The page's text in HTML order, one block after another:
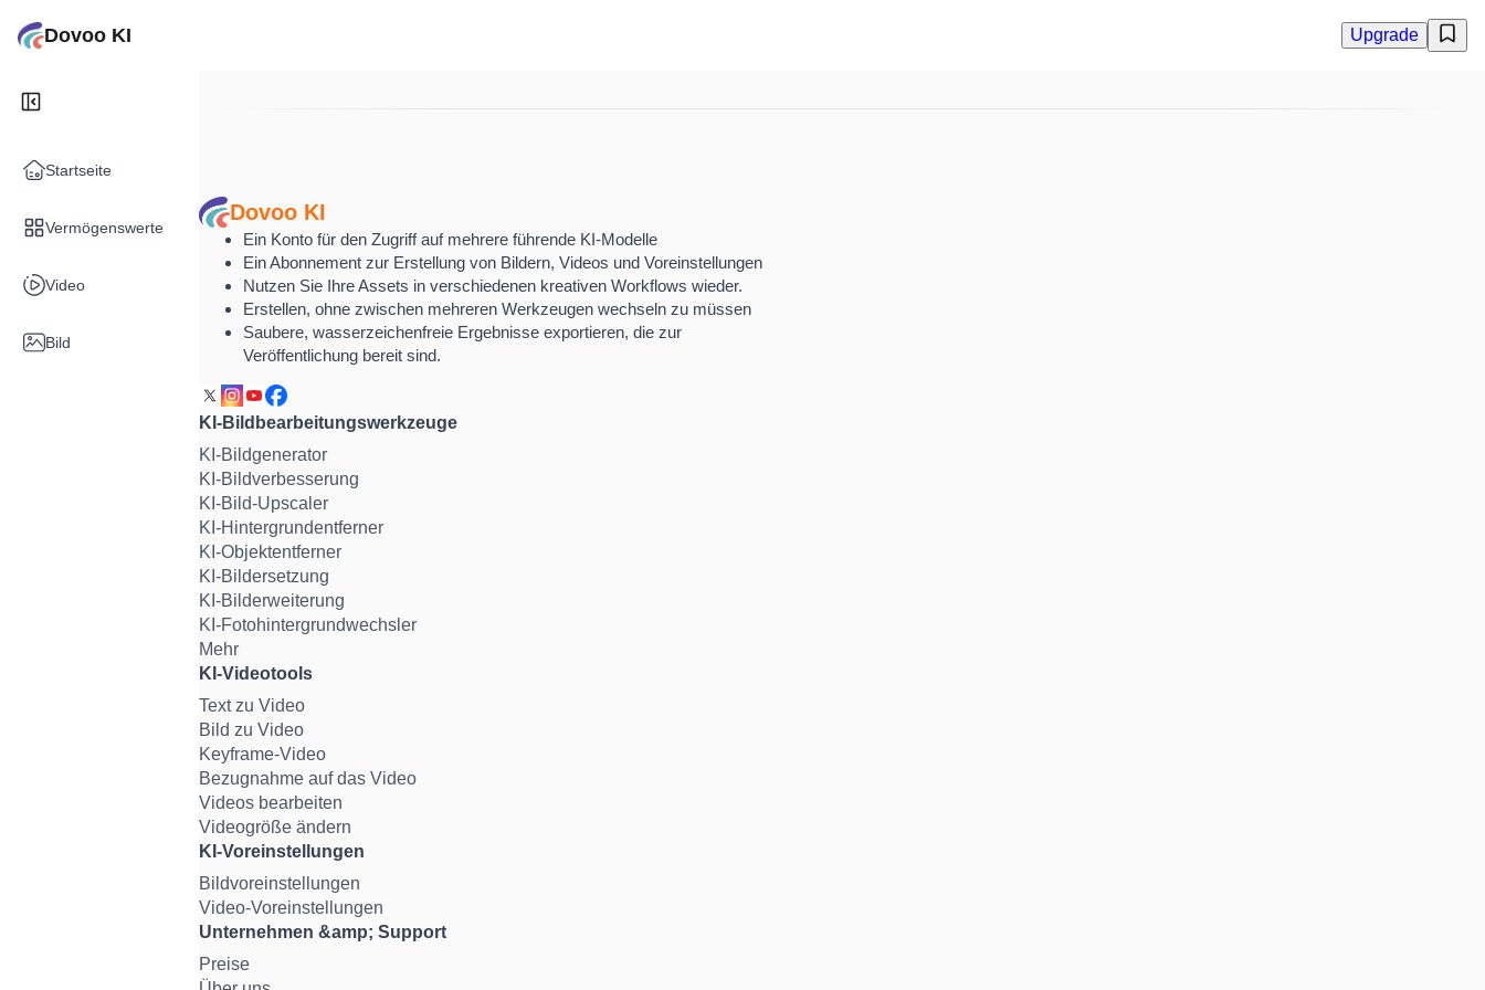
Dovoo KI Upgrade
Startseite
Vermögenswerte
Video
Bild
Dovoo KI
Ein Konto für den Zugriff auf mehrere führende KI-Modelle
Ein Abonnement zur Erstellung von Bildern, Videos und Voreinstellungen
Nutzen Sie Ihre Assets in verschiedenen kreativen Workflows wieder.
Erstellen, ohne zwischen mehreren Werkzeugen wechseln zu müssen
Saubere, wasserzeichenfreie Ergebnisse exportieren, die zur
Veröffentlichung bereit sind.
KI-Bildbearbeitungswerkzeuge
KI-Bildgenerator
KI-Bildverbesserung
KI-Bild-Upscaler
KI-Hintergrundentferner
KI-Objektentferner
KI-Bildersetzung
KI-Bilderweiterung
KI-Fotohintergrundwechsler
Mehr
KI-Videotools
Text zu Video
Bild zu Video
Keyframe-Video
Bezugnahme auf das Video
Videos bearbeiten
Videogröße ändern
KI-Voreinstellungen
Bildvoreinstellungen
Video-Voreinstellungen
Unternehmen &amp; Support
Preise